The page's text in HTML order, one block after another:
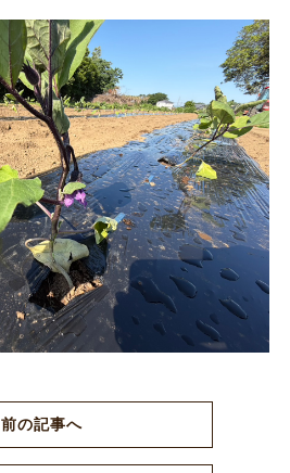
前の記事へ